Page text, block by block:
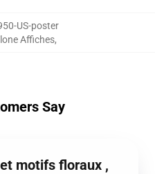
US-poster
Affiches,
Say
motifs floraux ,